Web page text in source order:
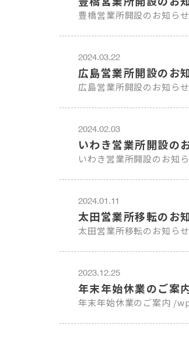
2024.03.22
広島営業所開設のお
2024.02.03
いわき営業所開設の
いわき営業所開設のお
2024.01.11
太田営業所移転のお
太田営業所移転のお知
2023.12.25
年末年始休業のご案
年